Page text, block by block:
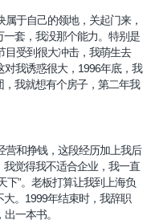
于自己的领地，关起门来，
套，我没那个能力。特别是
目受到很大冲击，我萌生去
对我诱惑很大， 1996年底，我
我就想有个房子，第二年我
营和挣钱，这段经历加上我后
觉得我不适合企业，我一直
下”。老板打算让我到上海负
。 1999年结束时，我辞职
一本书。